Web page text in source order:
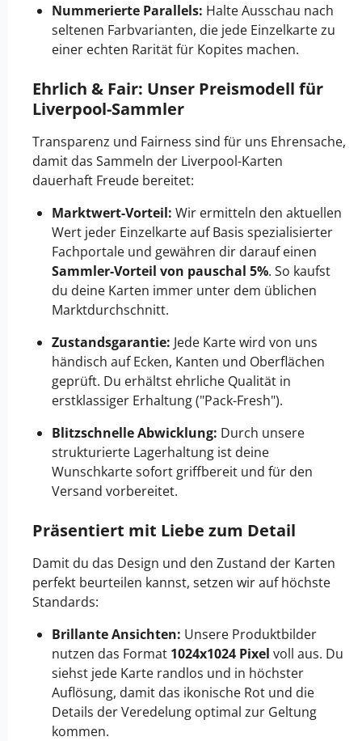
Nummerierte Parallels: Halte Ausschau nach
seltenen Farbvarianten, die jede Einzelkarte zu
einer echten Rarität für Kopites machen.
Ehrlich & Fair: Unser Preismodell für
Liverpool-Sammler
Transparenz und Fairness sind für uns Ehrensache,
damit das Sammeln der Liverpool-Karten
dauerhaft Freude bereitet:
Marktwert-Vorteil: Wir ermitteln den aktuellen
Wert jeder Einzelkarte auf Basis spezialisierter
Fachportale und gewähren dir darauf einen
Sammler-Vorteil von pauschal 5%. So kaufst
du deine Karten immer unter dem üblichen
Marktdurchschnitt.
Zustandsgarantie: Jede Karte wird von uns
händisch auf Ecken, Kanten und Oberflächen
geprüft. Du erhältst ehrliche Qualität in
erstklassiger Erhaltung ("Pack-Fresh").
Blitzschnelle Abwicklung: Durch unsere
strukturierte Lagerhaltung ist deine
Wunschkarte sofort griffbereit und für den
Versand vorbereitet.
Präsentiert mit Liebe zum Detail
Damit du das Design und den Zustand der Karten
perfekt beurteilen kannst, setzen wir auf höchste
Standards:
Brillante Ansichten: Unsere Produktbilder
nutzen das Format 1024x1024 Pixel voll aus. Du
siehst jede Karte randlos und in höchster
Auflösung, damit das ikonische Rot und die
Details der Veredelung optimal zur Geltung
kommen.